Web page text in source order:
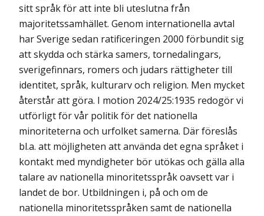
sitt språk för att inte bli uteslutna från
majoritetssamhället. Genom internationella avtal
har Sverige sedan ratificeringen 2000 förbundit sig
att skydda och stärka samers, tornedalingars,
sverige­finnars, romers och judars rättigheter till
identitet, språk, kulturarv och religion. Men mycket
återstår att göra. I motion 2024/25:1935 redogör vi
utförligt för vår politik för det nationella
minoriteterna och urfolket samerna. Där föreslås
bl.a. att möjligheten att använda det egna språket i
kontakt med myndigheter bör utökas och gälla alla
talare av nationella minoritetsspråk oavsett var i
landet de bor. Utbildningen i, på och om de
nationella minoritetsspråken samt de nationella